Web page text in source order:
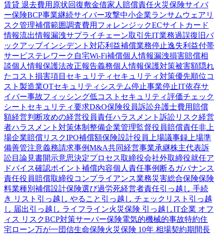
賃貸 退去費用 原状回復敷金借家人賠償責任火災保険サイバ
ー保険BCP事業継続サイバー攻撃中小企業ランサムウェア リ
スク管理補償範囲調査費用 フォレンジックECサイト カード
情報流出情報漏洩サプライチェーン取引先IT業務過誤復旧バ
ックアップインシデント対応利益補償業務停止逸失利益付帯
サービステレワーク 自宅Wi-Fi補償個人情報漏洩損害賠償相
談個人情報保護法改正報告義務個人情報保護対策被害額隠れ
たコスト 損害項目 セキュリティ セキュリティ対策優先順位コ
スト 製造業OTセキュリティ システム停止事業停止IT依存サ
イバー事故フィッシング低コスト セキュリティ評価チェック
シート セキュリティ要求D&O保険役員訴訟弁護士費用 賠償
額経営判断攻めの経営役員責任ハラスメント 訴訟リスク経営
者ハラスメント対策体制整備企業管理監督役員賠償責任非上
場企業賠償リスクIPO補償額保険設計役員 上場議事録 上場準
備善管注意義務請求事例M&A共同経営事業承継株主代表訴
訟目論見書開示意思決定プロセス取締役会社外取締役就任ア
ドバイス確認ポイント 補償内容個人責任事例 断る ガバナンス
責任役員賠償取締役コンプライアンス業務災害総合保険保険
料業種別 補償設計保険選び過労死経営者責任引っ越し 手続
き リスト 引っ越し やること 引っ越し チェックリスト 引っ越
し 届出引っ越し ライフライン火災保険 引っ越しIT企業 オフ
ィス リスクBCP対策サーバー保険電気的機械的事故特約住
宅ローン万が一団信生命保険火災保険 10年 相場契約期間長